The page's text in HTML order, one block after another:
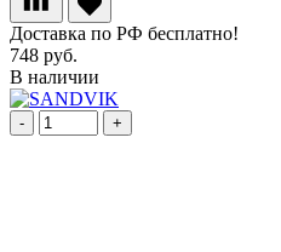
Доставка по РФ бесплатно!
748 руб.
В наличии
- +